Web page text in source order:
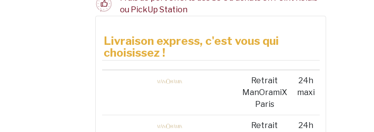
ou PickUp Station
Livraison express, c'est vous qui
choisissez !
Retrait
ManOramiX
Paris
24h
maxi
Retrait
24h